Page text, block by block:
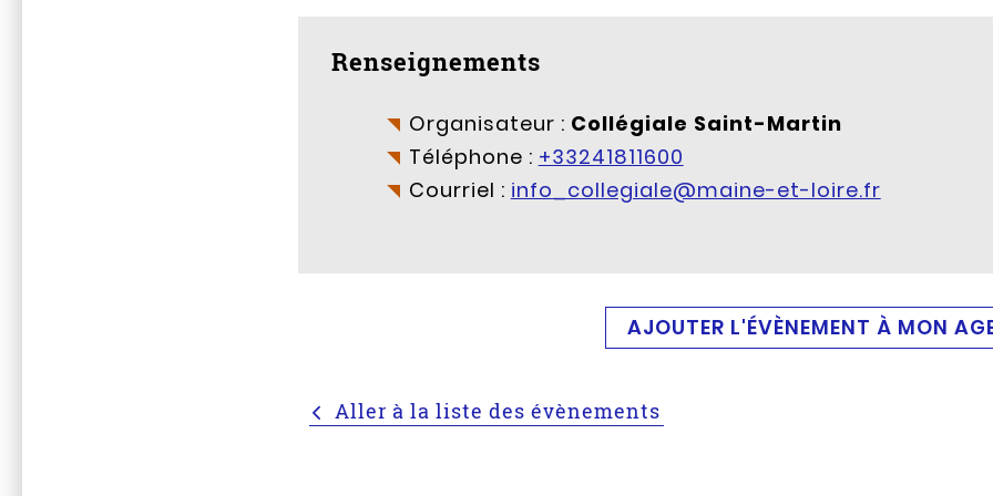
Renseignements
Organisateur : Collégiale Saint-Martin
Téléphone : +33241811600
Courriel : info_collegiale@maine-et-loire.fr
AJOUTER L'ÉVÈNEMENT À MON
Aller à la liste des évènements